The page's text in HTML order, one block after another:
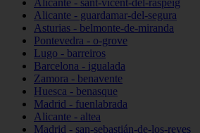
Alicante - sant-vicent-del-raspeig
Alicante - guardamar-del-segura
Asturias - belmonte-de-miranda
Pontevedra - o-grove
Lugo - barreiros
Barcelona - igualada
Zamora - benavente
Huesca - benasque
Madrid - fuenlabrada
Alicante - altea
Madrid - san-sebastián-de-los-reyes